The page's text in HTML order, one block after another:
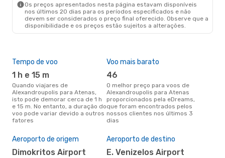
Sáb., 5 De Set. - Dom., 6 De Set.
Aegean AirlinesDireto
AXD
Os preços apresentados nesta página estavam disponíveis
nos últimos 20 dias para os períodos especificados e não
devem ser considerados o preço final oferecido. Observe que a
disponibilidade e os preços estão sujeitos a alterações.
Tempo de voo
1 h e 15 m
Quando viajares de
Alexandroupolis para Atenas,
isto pode demorar cerca de 1 h
e 15 m. No entanto, a duração do
voo pode variar devido a outros
fatores
Voo mais barato
46
O melhor preço para voos de
Alexandroupolis para Atenas
proporcionados pela eDreams,
que foram encontrados pelos
nossos clientes nos últimos 3
dias
Aeroporto de origem
Dimokritos Airport
Aeroporto de destino
E. Venizelos Airport